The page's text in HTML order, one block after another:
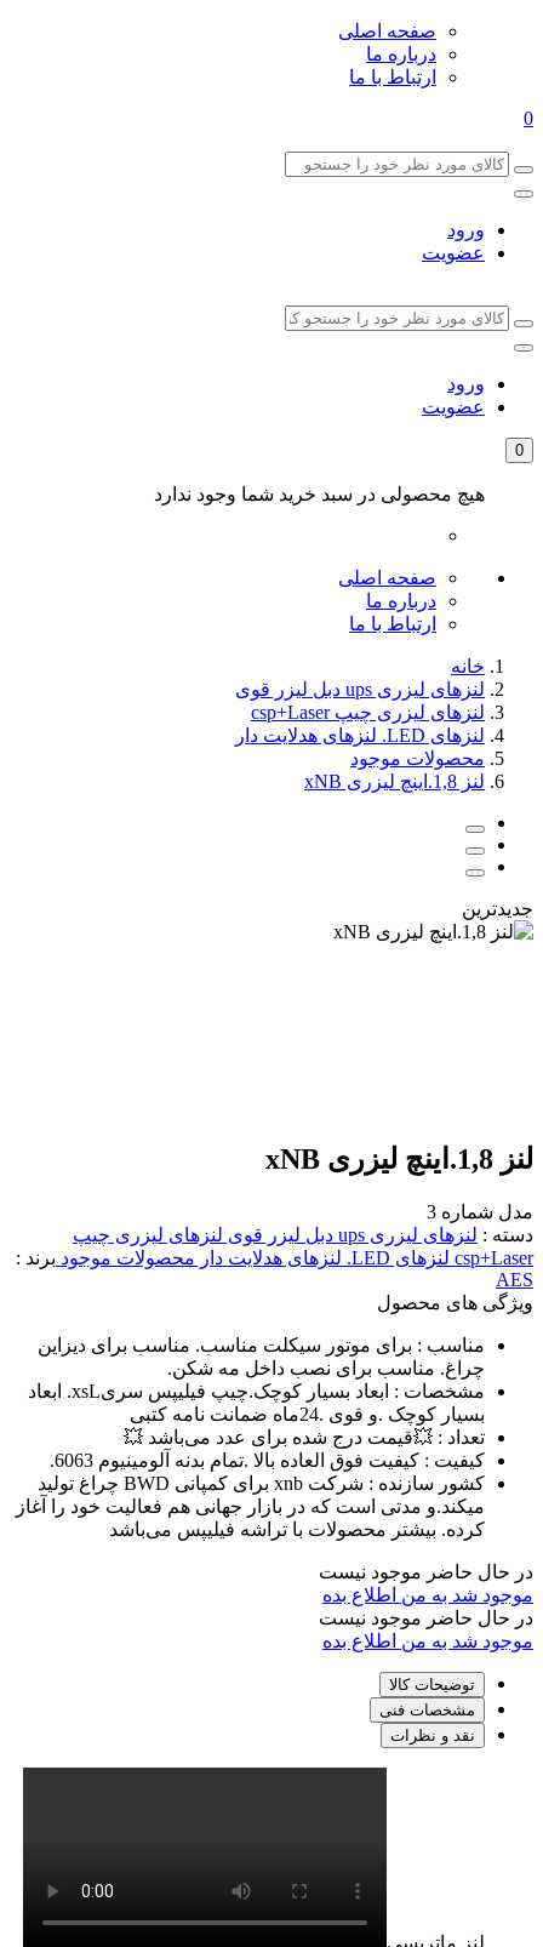
صفحه اصلی
درباره ما
ارتباط با ما
0
ورود
عضویت
ورود
عضویت
0
هیچ محصولی در سبد خرید شما وجود ندارد
صفحه اصلی
درباره ما
ارتباط با ما
خانه
لنزهای لیزری ups دبل لیزر قوی
لنزهای لیزری چیپ csp+Laser
لنزهای LED. لنزهای هدلایت دار
محصولات موجود
لنز 1,8.اینچ لیزری xNB
جدیدترین
لنز 1,8.اینچ لیزری xNB
مدل شماره 3
دسته : لنزهای لیزری ups دبل لیزر قوی
لنزهای لیزری چیپ
csp+Laser لنزهای LED. لنزهای هدلایت دار محصولات موجود برند :
AES
ویژگی های محصول
مناسب : برای موتور سیکلت مناسب. مناسب برای دیزاین
چراغ. مناسب برای نصب داخل مه شکن.
مشخصات :
ابعاد بسیار کوچک.چیپ فیلیپس سریxsL. ابعاد
بسیار کوچک .و قوی .24ماه ضمانت نامه کتبی
تعداد : 💥قیمت درج شده برای عدد می‌باشد 💥
کیفیت : کیفیت فوق العاده بالا .تمام بدنه آلومینیوم 6063.
کشور سازنده :
شرکت xnb برای کمپانی BWD چراغ تولید
میکند.و مدتی است که در بازار جهانی هم فعالیت خود را آغاز
کرده. بیشتر محصولات با تراشه فیلیپس می‌باشد
در حال حاضر موجود نیست
موجود شد به من اطلاع بده
در حال حاضر موجود نیست
موجود شد به من اطلاع بده
توضیحات کالا
مشخصات فنی
نقد و نظرات
لنز ماتریسی